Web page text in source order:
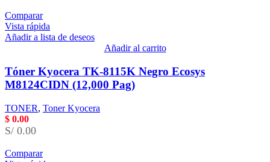
Comparar
Vista rápida
Añadir a lista de deseos
Añadir al carrito
Tóner Kyocera TK-8115K Negro Ecosys
M8124CIDN (12,000 Pag)
TONER, Toner Kyocera
$ 0.00
S/ 0.00
Comparar